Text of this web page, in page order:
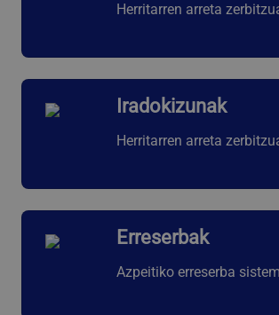
Herritarren arreta
Iradokizunak
Herritarren arreta
Erreserbak
Azpeitiko erreserba